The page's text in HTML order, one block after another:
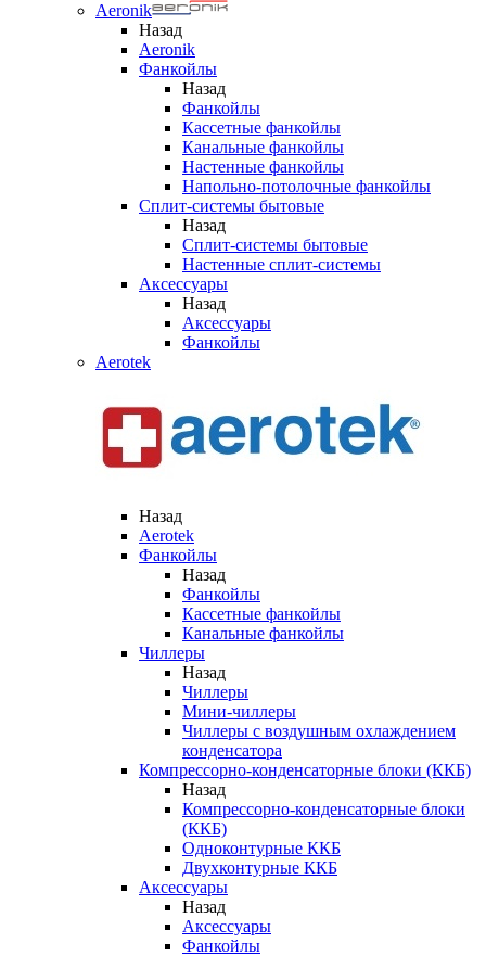
Aeronik
Назад
Aeronik
Фанкойлы
Назад
Фанкойлы
Кассетные фанкойлы
Канальные фанкойлы
Настенные фанкойлы
Напольно-потолочные фанкойлы
Сплит-системы бытовые
Назад
Сплит-системы бытовые
Настенные сплит-системы
Аксессуары
Назад
Аксессуары
Фанкойлы
Aerotek
Назад
Aerotek
Фанкойлы
Назад
Фанкойлы
Кассетные фанкойлы
Канальные фанкойлы
Чиллеры
Назад
Чиллеры
Мини-чиллеры
Чиллеры с воздушным охлаждением
конденсатора
Компрессорно-конденсаторные блоки (ККБ)
Назад
Компрессорно-конденсаторные блоки
(ККБ)
Одноконтурные ККБ
Двухконтурные ККБ
Аксессуары
Назад
Аксессуары
Фанкойлы